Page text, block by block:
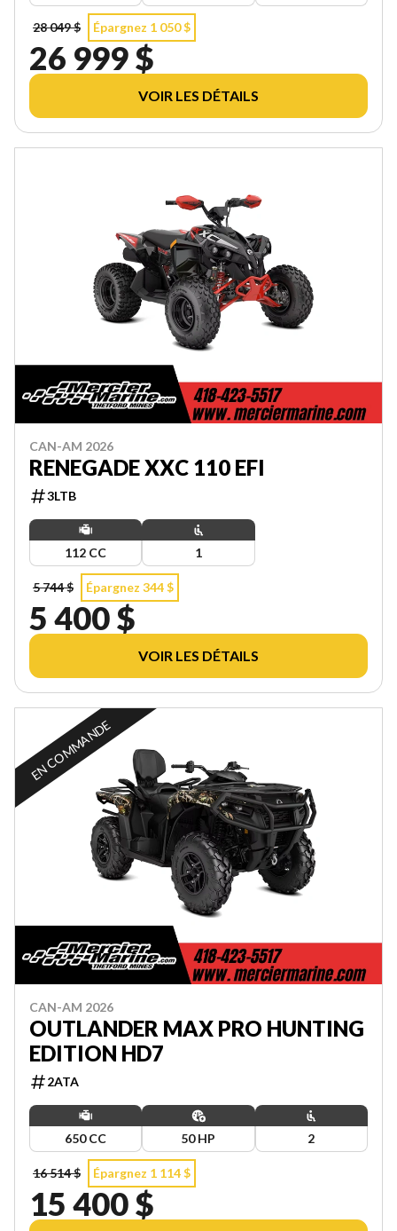
28 049 $ Épargnez 1 050 $
26 999 $
VOIR LES DÉTAILS
CAN-AM 2026
RENEGADE XXC 110 EFI
3LTB
112 CC 1
5 744 $ Épargnez 344 $
5 400 $
VOIR LES DÉTAILS
EN COMMANDE
CAN-AM 2026
OUTLANDER MAX PRO HUNTING
EDITION HD7
2ATA
650 CC 50 HP 2
16 514 $ Épargnez 1 114 $
15 400 $